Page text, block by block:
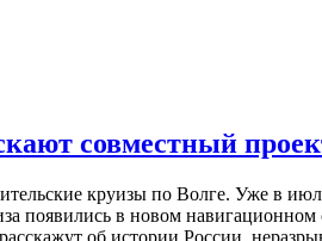
совместный
круизы по Волге. Уже в
появились в новом